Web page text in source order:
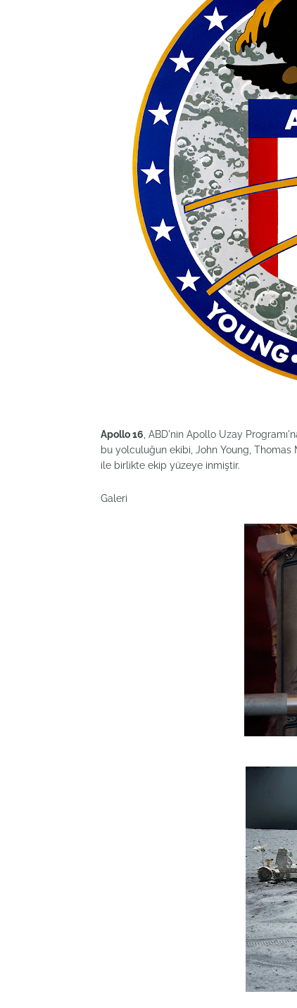
Apollo 16 , ABD'nin Apollo Uzay
bu yolculuğun ekibi, John Young,
ile birlikte ekip yüzeye inmiştir.
Galeri